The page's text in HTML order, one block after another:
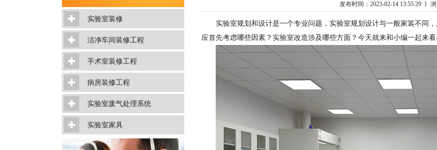
实验室装修
洁净车间装修工程
手术室装修工程
病房装修工程
实验室废气处理系统
实验室家具
发布时间：2023-02-14 13:55:29 丨
实验室规划和设计是一个专业问题，实验室规划设计与一般家装不同
应首先考虑哪些因素？实验室改造涉及哪些方面？今天就来和小编一起来看